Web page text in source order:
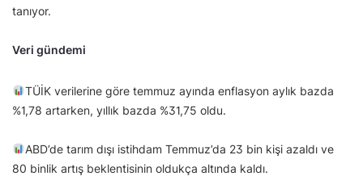
tanıyor.
Veri gündemi
TÜİK verilerine göre temmuz ayında enflasyon aylık bazda
%1,78 artarken, yıllık bazda %31,75 oldu.
ABD’de tarım dışı istihdam Temmuz’da 23 bin kişi azaldı ve
80 binlik artış beklentisinin oldukça altında kaldı.